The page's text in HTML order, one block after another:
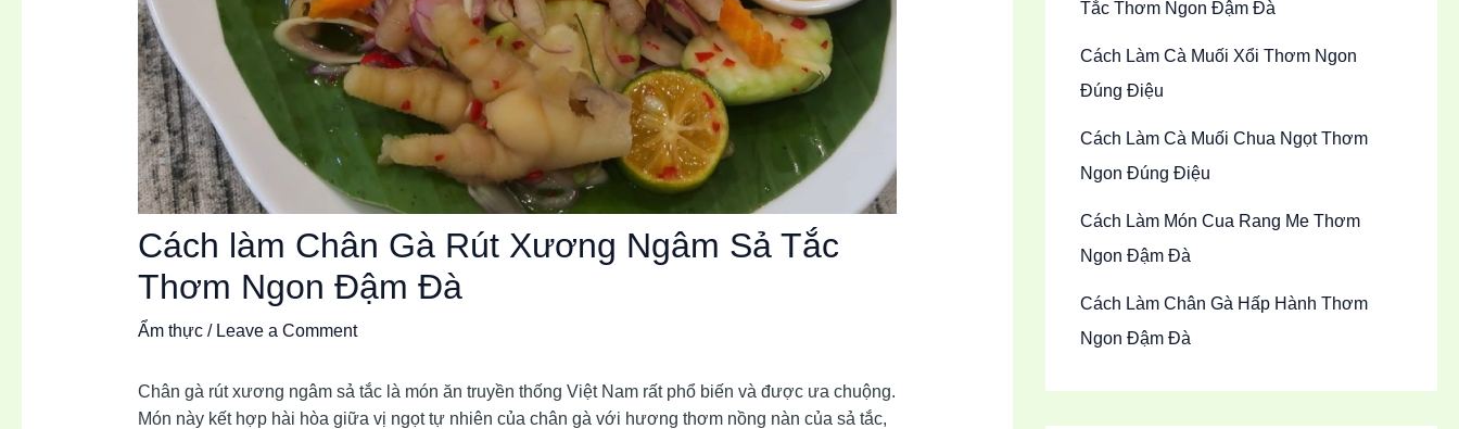
Cách làm Chân Gà Rút Xương Ngâm Sả Tắc
Thơm Ngon Đậm Đà
Ẩm thực/ Leave a Comment
Chân gà rút xương ngâm sả tắc là món ăn truyền thống Việt Nam rất phổ biến và được ưa chuộng.
Món này kết hợp hài hòa giữa vị ngọt tự nhiên của chân gà với hương thơm nồng nàn của sả tắc,
Tắc Thơm Ngon Đậm Đà
Cách Làm Cà Muối Xổi Thơm Ngon
Đúng Điệu
Cách Làm Cà Muối Chua Ngọt Thơm
Ngon Đúng Điệu
Cách Làm Món Cua Rang Me Thơm
Ngon Đậm Đà
Cách Làm Chân Gà Hấp Hành Thơm
Ngon Đậm Đà